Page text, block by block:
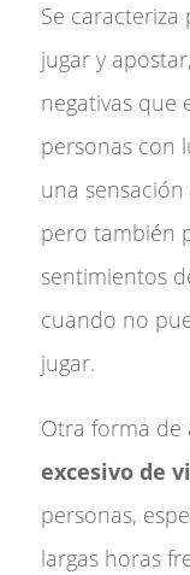
Se
jugar y
negativas que
personas con
una
pero también
sentimientos
cuando no
jugar.
Otra forma de
excesivo de
personas,
largas horas